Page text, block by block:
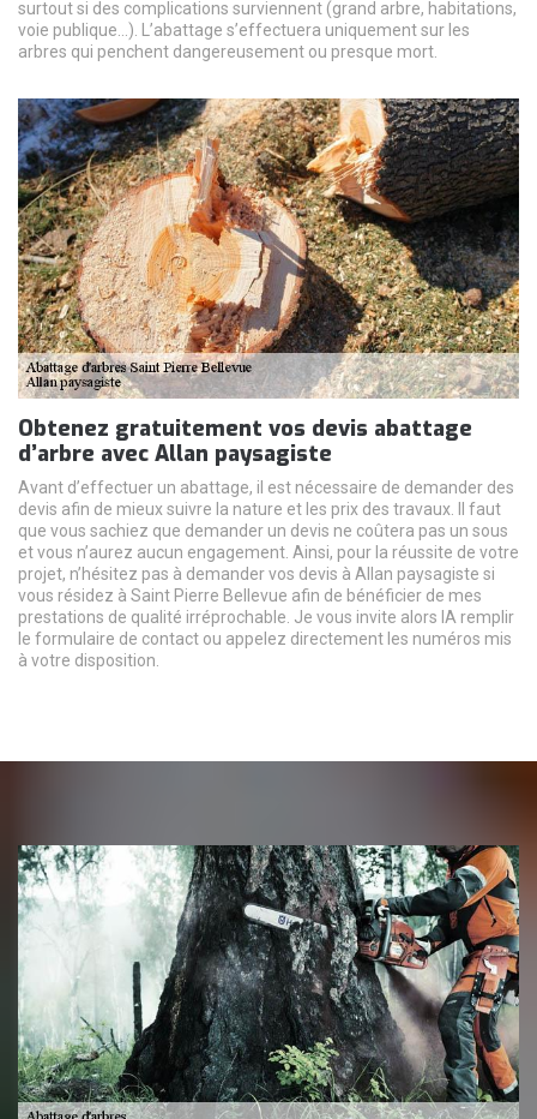
surtout si des complications surviennent (grand arbre, habitations,
voie publique…). L’abattage s’effectuera uniquement sur les
arbres qui penchent dangereusement ou presque mort.
Obtenez gratuitement vos devis abattage
d’arbre avec Allan paysagiste
Avant d’effectuer un abattage, il est nécessaire de demander des
devis afin de mieux suivre la nature et les prix des travaux. Il faut
que vous sachiez que demander un devis ne coûtera pas un sous
et vous n’aurez aucun engagement. Ainsi, pour la réussite de votre
projet, n’hésitez pas à demander vos devis à Allan paysagiste si
vous résidez à Saint Pierre Bellevue afin de bénéficier de mes
prestations de qualité irréprochable. Je vous invite alors lA remplir
le formulaire de contact ou appelez directement les numéros mis
à votre disposition.